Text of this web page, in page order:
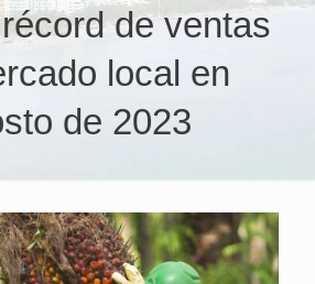
de ventas
local en
de 2023